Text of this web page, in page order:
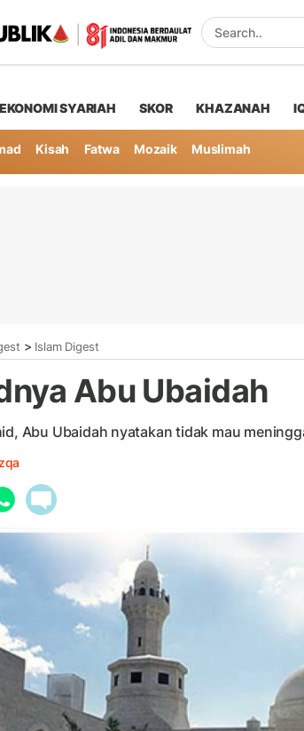
EKONOMI SYARIAH SKOR KHAZANAH
Kisah Fatwa Mozaik Muslimah
> Islam Digest
Abu Ubaidah
Abu Ubaidah nyatakan tidak mau